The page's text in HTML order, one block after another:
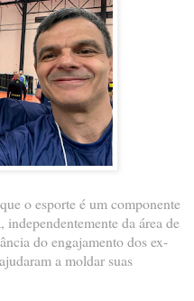
o esporte é um componente
independentemente da área de
do engajamento dos ex-
a moldar suas